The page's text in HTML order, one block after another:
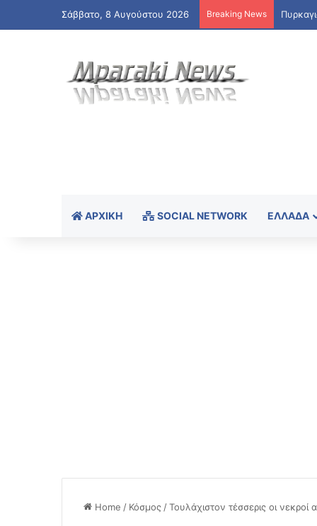
Σάββατο, 8 Αυγούστου 2026 Breaking News
ΑΡΧΙΚΉ SOCIAL NETWORK ΕΛΛΆΔΑ
Home / Κόσμος /Τουλάχιστον τέσσερις οι